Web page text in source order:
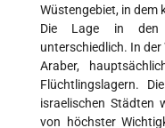
Wüstengebiet, in dem
Die Lage in den
unterschiedlich. In
Araber,
Flüchtlingslagern.
israelischen Städten
von höchster